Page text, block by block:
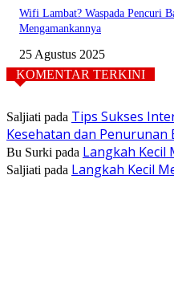
Wifi Lambat? Waspada Pencuri
Mengamankannya
25 Agustus 2025
KOMENTAR TERKINI
Saljiati pada Tips Sukses
Kesehatan dan Penurunan
Bu Surki pada Langkah Kecil
Saljiati pada Langkah Kecil